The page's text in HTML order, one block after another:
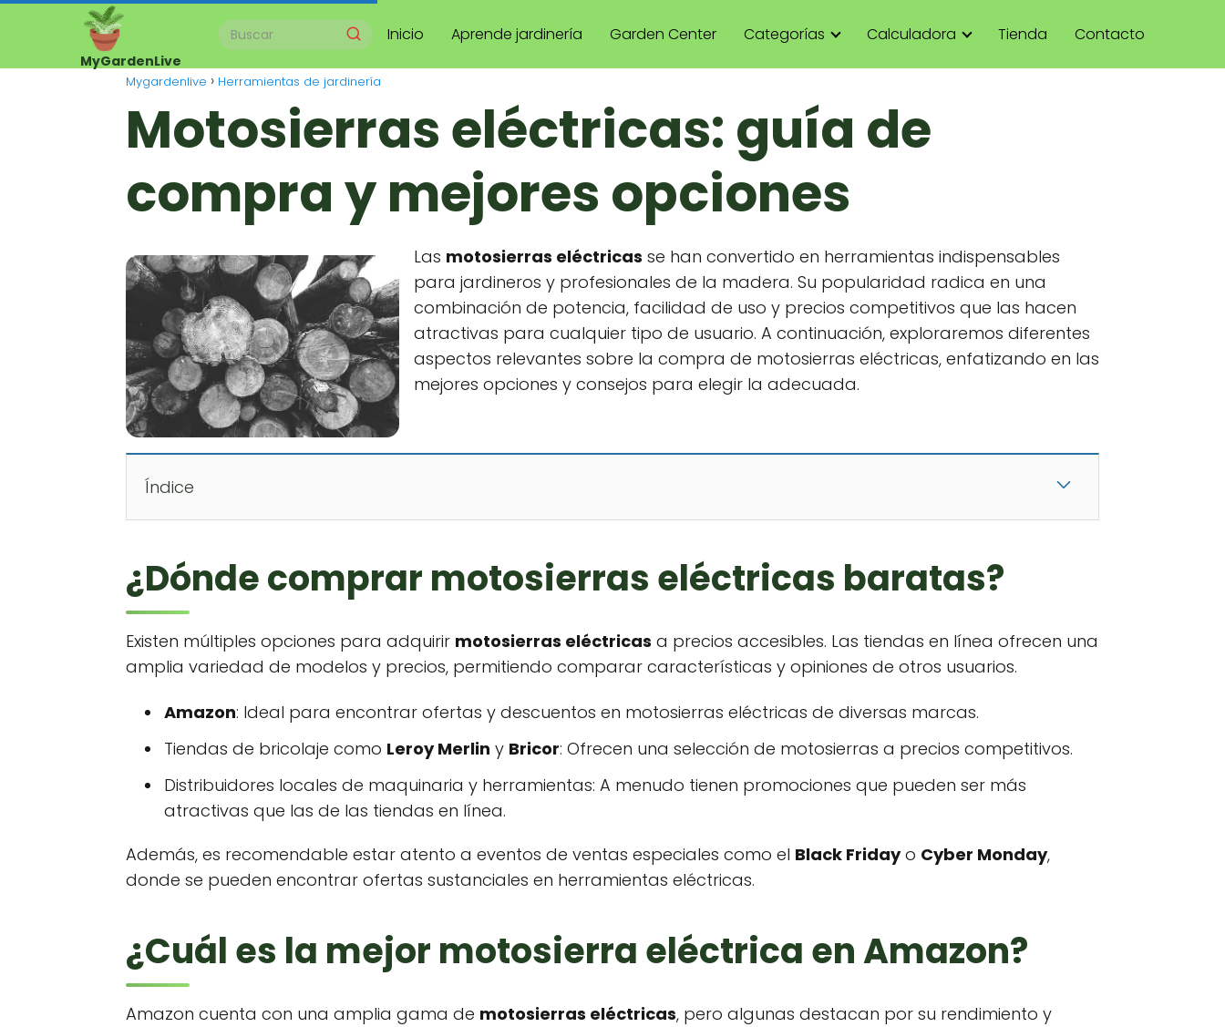
Inicio Aprende jardinería Garden Center Categorías Calculadora Tienda Contacto
Mygardenlive Herramientas de jardinería
Motosierras eléctricas: guía de
compra y mejores opciones
Las motosierras eléctricas se han convertido en herramientas indispensables
para jardineros y profesionales de la madera. Su popularidad radica en una
combinación de potencia, facilidad de uso y precios competitivos que las hacen
atractivas para cualquier tipo de usuario. A continuación, exploraremos diferentes
aspectos relevantes sobre la compra de motosierras eléctricas, enfatizando en las
mejores opciones y consejos para elegir la adecuada.
Índice
¿Dónde comprar motosierras eléctricas baratas?
Existen múltiples opciones para adquirir motosierras eléctricas a precios accesibles. Las tiendas en línea ofrecen una
amplia variedad de modelos y precios, permitiendo comparar características y opiniones de otros usuarios.
Amazon: Ideal para encontrar ofertas y descuentos en motosierras eléctricas de diversas marcas.
Tiendas de bricolaje como Leroy Merlin y Bricor: Ofrecen una selección de motosierras a precios competitivos.
Distribuidores locales de maquinaria y herramientas: A menudo tienen promociones que pueden ser más
atractivas que las de las tiendas en línea.
Además, es recomendable estar atento a eventos de ventas especiales como el Black Fridayo Cyber Monday,
donde se pueden encontrar ofertas sustanciales en herramientas eléctricas.
¿Cuál es la mejor motosierra eléctrica en Amazon?
Amazon cuenta con una amplia gama de motosierras eléctricas, pero algunas destacan por su rendimiento y